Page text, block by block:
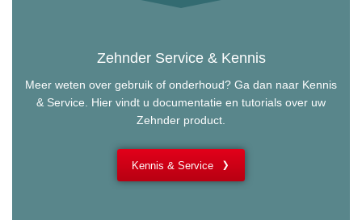
Zehnder Service & Kennis
Meer weten over gebruik of onderhoud? Ga dan naar Kennis
& Service. Hier vindt u documentatie en tutorials over uw
Zehnder product.
Kennis & Service